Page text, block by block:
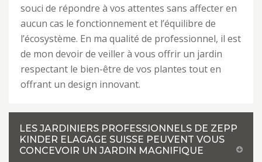
souci de répondre à vos attentes sans affecter en
aucun cas le fonctionnement et l’équilibre de
l’écosystème. En ma qualité de professionnel, il est
de mon devoir de veiller à vous offrir un jardin
respectant le bien-être de vos plantes tout en
offrant un design innovant.
LES JARDINIERS PROFESSIONNELS DE ZEPP
KINDER ELAGAGE SUISSE PEUVENT VOUS
CONCEVOIR UN JARDIN MAGNIFIQUE